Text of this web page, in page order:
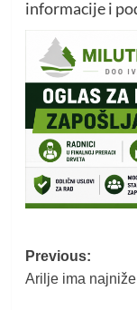
informacije i
Post
Previous:
Arilje ima